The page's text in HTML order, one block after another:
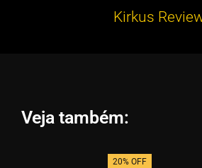
Kirkus
Veja também:
20% OFF